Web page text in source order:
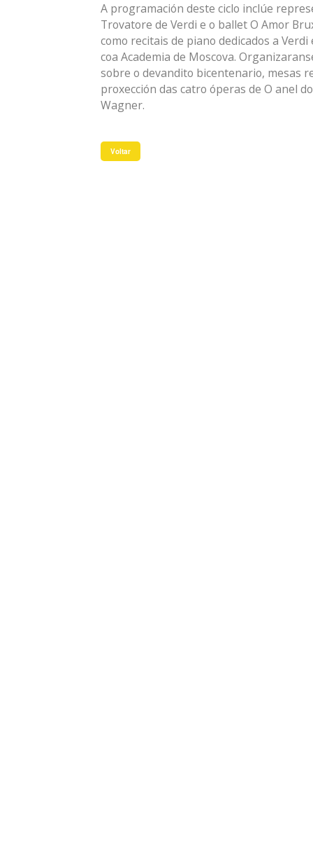
A programación deste ciclo inclúe
Trovatore de Verdi e o ballet O Amor
como recitais de piano dedicados a
coa Academia de Moscova.
sobre o devandito bicentenario, mesas
proxección das catro óperas de O anel
Wagner.
Voltar